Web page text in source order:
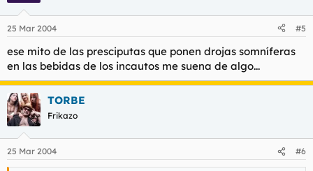
25 Mar 2004 #5
ese mito de las presciputas que ponen drojas somníferas
en las bebidas de los incautos me suena de algo...
TORBE
Frikazo
25 Mar 2004 #6